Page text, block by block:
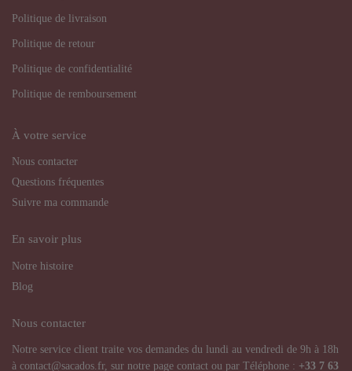
Politique de livraison
Politique de retour
Politique de confidentialité
Politique de remboursement
À votre service
Nous contacter
Questions fréquentes
Suivre ma commande
En savoir plus
Notre histoire
Blog
Nous contacter
Notre service client traite vos demandes du lundi au vendredi de 9h à 18h
à contact@sacados.fr, sur notre page contact ou par Téléphone : +33 7 63